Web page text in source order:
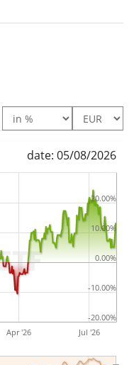
Accumulating has
date: 05/08/2026
Apr '26 Jul '26
-20.00%
-10.00%
0.00%
10.00%
20.00%